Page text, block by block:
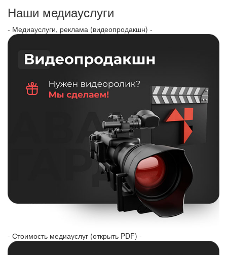
Наши медиауслуги
- Медиауслуги, реклама (видеопродакшн) -
- Стоимость медиауслуг (открыть PDF) -